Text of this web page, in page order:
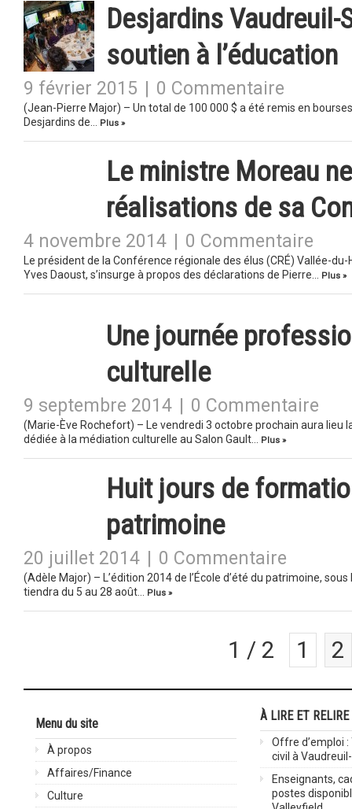
Desjardins
soutien à l’éducation
9 février 2015 0 Commentaire
(Jean-Pierre Major) – Un total de 100 000 $ a été remis en
Desjardins de…
Plus »
Le ministre Moreau
réalisations de sa
4 novembre 2014 0 Commentaire
Le président de la Conférence régionale des élus (CRÉ) Vallée-
Yves Daoust, s’insurge à propos des déclarations de Pierre…
Plus »
Une journée
culturelle
9 septembre 2014 0 Commentaire
(Marie-Ève Rochefort) – Le vendredi 3 octobre prochain aura
dédiée à la médiation culturelle au Salon Gault…
Plus »
Huit jours de
patrimoine
20 juillet 2014 0 Commentaire
(Adèle Major) – L’édition 2014 de l’École d’été du patrimoine,
tiendra du 5 au 28 août…
Plus »
1 / 2 1 2
Menu du site
À propos
Affaires/Finance
Culture
À LIRE ET RELIRE
Offre d’emploi
civil à
Enseignants,
postes